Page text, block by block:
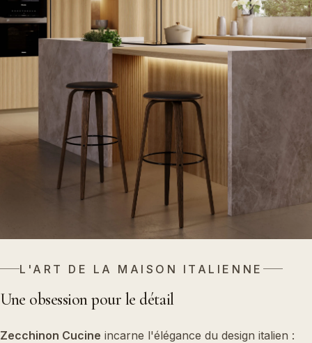
L'ART DE LA MAISON ITALIENNE
Une obsession pour le détail
Zecchinon Cucine incarne l'élégance du design italien :